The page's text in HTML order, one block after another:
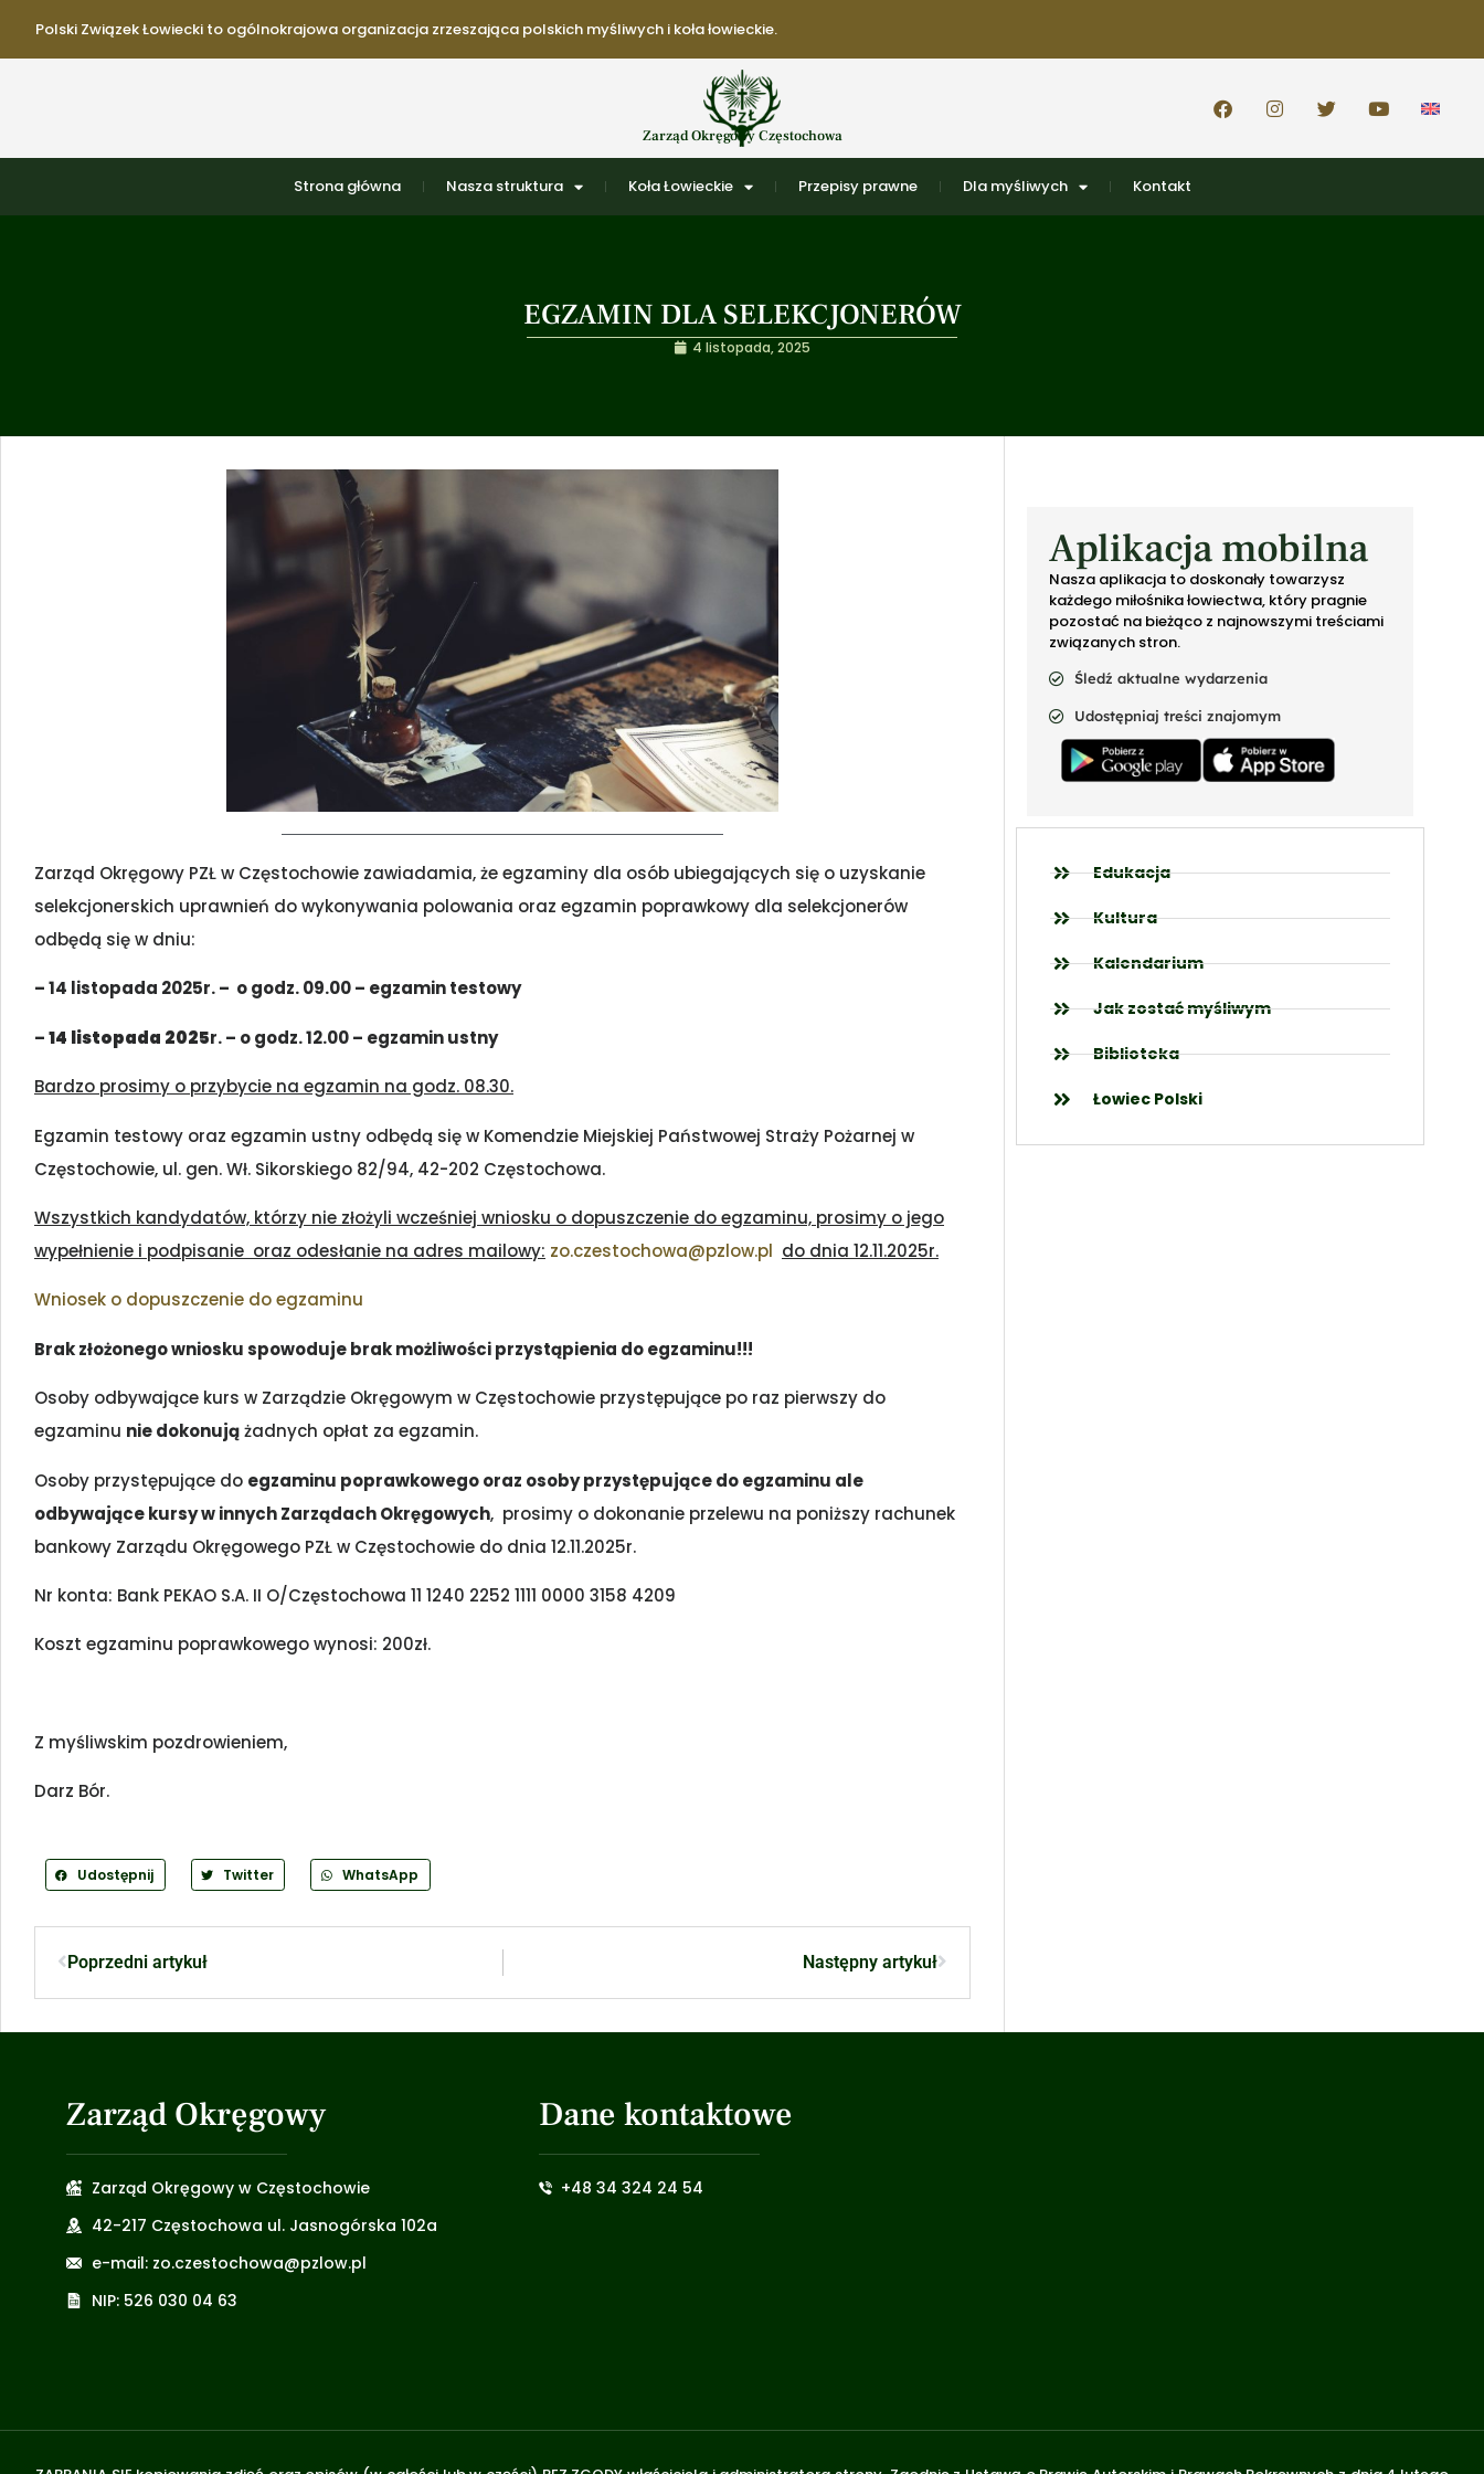
Polski Związek Łowiecki to ogólnokrajowa organizacja zrzeszająca polskich myśliwych i koła łowieckie.
Zarząd Okręgowy Częstochowa
Strona główna Nasza struktura Koła Łowieckie Przepisy prawne Dla myśliwych Kontakt
EGZAMIN DLA SELEKCJONERÓW
4 listopada, 2025
Zarząd Okręgowy PZŁ w Częstochowie zawiadamia, że egzaminy dla osób ubiegających się o uzyskanie
selekcjonerskich uprawnień do wykonywania polowania oraz egzamin poprawkowy dla selekcjonerów
odbędą się w dniu:
– 14 listopada 2025r. – o godz. 09.00 – egzamin testowy
–14 listopada 2025r. – o godz. 12.00 – egzamin ustny
Bardzo prosimy o przybycie na egzamin na godz. 08.30.
Egzamin testowy oraz egzamin ustny odbędą się w Komendzie Miejskiej Państwowej Straży Pożarnej w
Częstochowie, ul. gen. Wł. Sikorskiego 82/94, 42-202 Częstochowa.
Wszystkich kandydatów, którzy nie złożyli wcześniej wniosku o dopuszczenie do egzaminu, prosimy o jego
wypełnienie i podpisanie oraz odesłanie na adres mailowy: zo.czestochowa@pzlow.pl do dnia 12.11.2025r.
Wniosek o dopuszczenie do egzaminu
Brak złożonego wniosku spowoduje brak możliwości przystąpienia do egzaminu!!!
Osoby odbywające kurs w Zarządzie Okręgowym w Częstochowie przystępujące po raz pierwszy do
egzaminu nie dokonujążadnych opłat za egzamin.
Osoby przystępujące do egzaminu poprawkowego oraz osoby przystępujące do egzaminu ale
odbywające kursy w innych Zarządach Okręgowych, prosimy o dokonanie przelewu na poniższy rachunek
bankowy Zarządu Okręgowego PZŁ w Częstochowie do dnia 12.11.2025r.
Nr konta: Bank PEKAO S.A. II O/Częstochowa 11 1240 2252 1111 0000 3158 4209
Koszt egzaminu poprawkowego wynosi: 200zł.
Z myśliwskim pozdrowieniem,
Darz Bór.
Udostępnij Twitter WhatsApp
Poprzedni artykuł Następny artykuł
Aplikacja mobilna
Nasza aplikacja to doskonały towarzysz
każdego miłośnika łowiectwa, który pragnie
pozostać na bieżąco z najnowszymi treściami
związanych stron.
Śledź aktualne wydarzenia
Udostępniaj treści znajomym
Edukacja
Kultura
Kalendarium
Jak zostać myśliwym
Biblioteka
Łowiec Polski
Zarząd Okręgowy
Zarząd Okręgowy w Częstochowie
42-217 Częstochowa ul. Jasnogórska 102a
e-mail: zo.czestochowa@pzlow.pl
NIP: 526 030 04 63
Dane kontaktowe
+48 34 324 24 54